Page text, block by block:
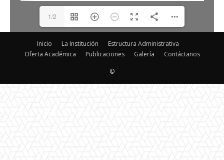
1/2
Inicio La Institución
Estructura Administrativa
Oferta Académica
Publicaciones Galería Contáctanos
©